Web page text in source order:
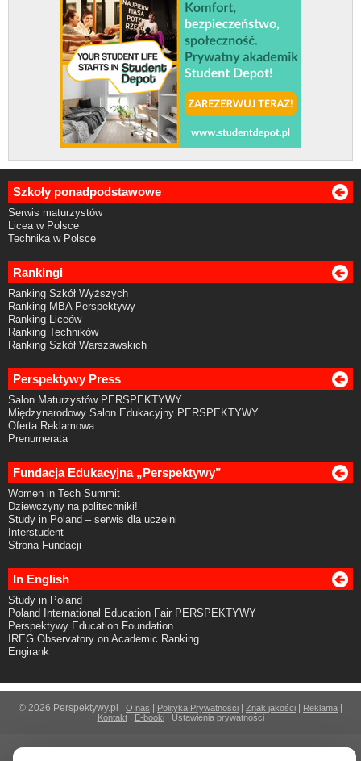
Szkoły ponadpodstawowe
Serwis maturzystów
Licea w Polsce
Technika w Polsce
Rankingi
Ranking Szkół Wyższych
Ranking MBA Perspektywy
Ranking Liceów
Ranking Techników
Ranking Szkół Warszawskich
Perspektywy Press
Salon Maturzystów PERSPEKTYWY
Międzynarodowy Salon Edukacyjny PERSPEKTYWY
Oferta Reklamowa
Prenumerata
Fundacja Edukacyjna „Perspektywy”
Women in Tech Summit
Dziewczyny na politechniki!
Study in Poland – serwis dla uczelni
Interstudent
Strona Fundacji
In English
Study in Poland
Poland International Education Fair PERSPEKTYWY
Perspektywy Education Foundation
IREG Observatory on Academic Ranking
Engirank
© 2026 Perspektywy.pl O nas | Polityka Prywatności | Znak jakości | Reklama |
Kontakt| E-booki| Ustawienia prywatności